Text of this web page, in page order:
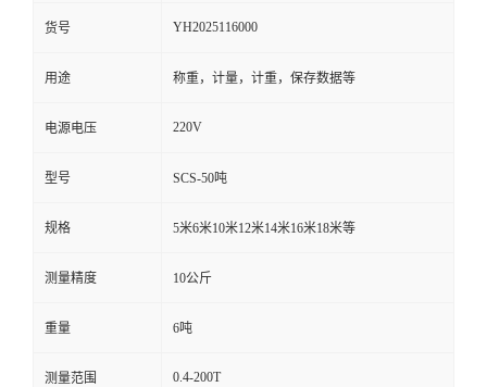
货号 YH2025116000
用途 称重，计量，计重，保存数据等
电源电压 220V
型号 SCS-50吨
规格 5米6米10米12米14米16米18米等
测量精度 10公斤
重量 6吨
测量范围 0.4-200T